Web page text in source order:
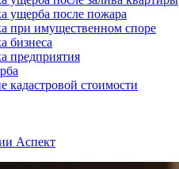
ущерба после пожара
при имущественном споре
бизнеса
предприятия
кадастровой стоимости
Аспект